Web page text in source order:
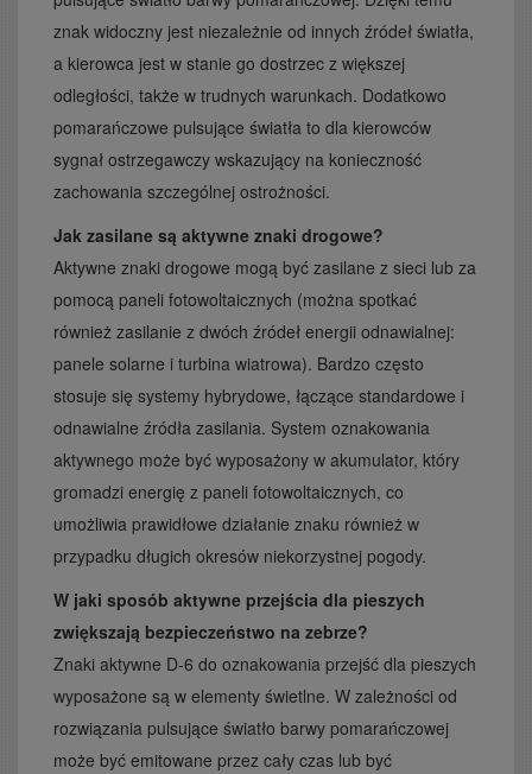
znak widoczny jest niezależnie od innych źródeł światła,
a kierowca jest w stanie go dostrzec z większej
odległości, także w trudnych warunkach. Dodatkowo
pomarańczowe pulsujące światła to dla kierowców
sygnał ostrzegawczy wskazujący na konieczność
zachowania szczególnej ostrożności.
Jak zasilane są aktywne znaki drogowe?
Aktywne znaki drogowe mogą być zasilane z sieci lub za
pomocą paneli fotowoltaicznych (można spotkać
również zasilanie z dwóch źródeł energii odnawialnej:
panele solarne i turbina wiatrowa). Bardzo często
stosuje się systemy hybrydowe, łączące standardowe i
odnawialne źródła zasilania. System oznakowania
aktywnego może być wyposażony w akumulator, który
gromadzi energię z paneli fotowoltaicznych, co
umożliwia prawidłowe działanie znaku również w
przypadku długich okresów niekorzystnej pogody.
W jaki sposób aktywne przejścia dla pieszych
zwiększają bezpieczeństwo na zebrze?
Znaki aktywne D-6 do oznakowania przejść dla pieszych
wyposażone są w elementy świetlne. W zależności od
rozwiązania pulsujące światło barwy pomarańczowej
może być emitowane przez cały czas lub być